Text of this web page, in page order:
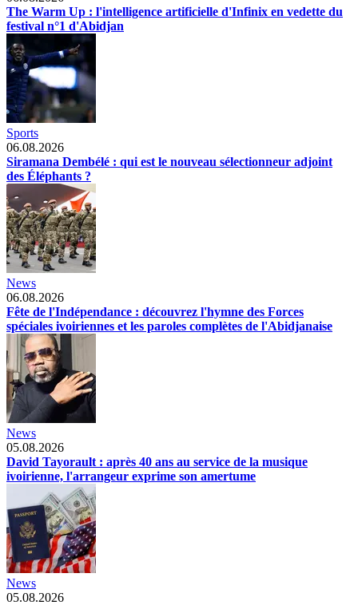
The Warm Up : l'intelligence artificielle d'Infinix en vedette du
festival n°1 d'Abidjan
Sports
06.08.2026
Siramana Dembélé : qui est le nouveau sélectionneur adjoint
des Éléphants ?
News
06.08.2026
Fête de l'Indépendance : découvrez l'hymne des Forces
spéciales ivoiriennes et les paroles complètes de l'Abidjanaise
News
05.08.2026
David Tayorault : après 40 ans au service de la musique
ivoirienne, l'arrangeur exprime son amertume
News
05.08.2026